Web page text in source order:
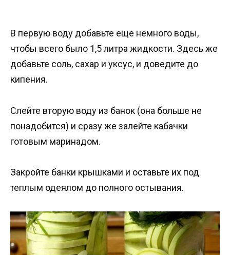
В первую воду добавьте еще немного воды,
чтобы всего было 1,5 литра жидкости. Здесь же
добавьте соль, сахар и уксус, и доведите до
кипения.
Слейте вторую воду из банок (она больше не
понадобится) и сразу же залейте кабачки
готовым маринадом.
Закройте банки крышками и оставьте их под
теплым одеялом до полного остывания.